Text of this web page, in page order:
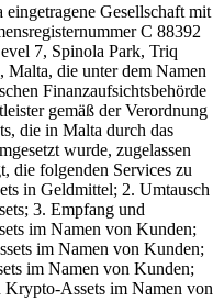
Gesellschaft mit
C 88392
7, Spinola Park, Triq
die unter dem Namen
Finanzaufsichtsbehörde
gemäß der Verordnung
die in Malta durch das
wurde, zugelassen
die folgenden Services zu
in Geldmittel; 2. Umtausch
3. Empfang und
im Namen von Kunden;
im Namen von Kunden;
im Namen von Kunden;
Assets im Namen von